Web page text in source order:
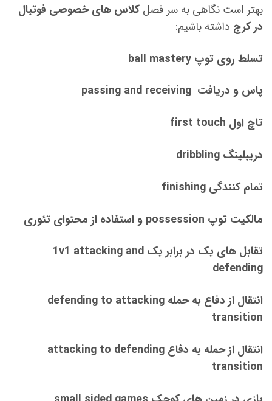
بهتر است نگاهی به سر فصلکلاس های خصوصی فوتبال
در کرج داشته باشیم:
تسلط روی توپ ball mastery
پاس و دریافت passing and receiving
تاچ اول first touch
دریبلینگ dribbling
تمام کنندگی finishing
مالکیت توپ possession و استفاده از محتوای تئوری
تقابل های یک در برابر یک 1v1 attacking and
defending
انتقال از دفاع به حمله defending to attacking
transition
انتقال از حمله به دفاع attacking to defending
transition